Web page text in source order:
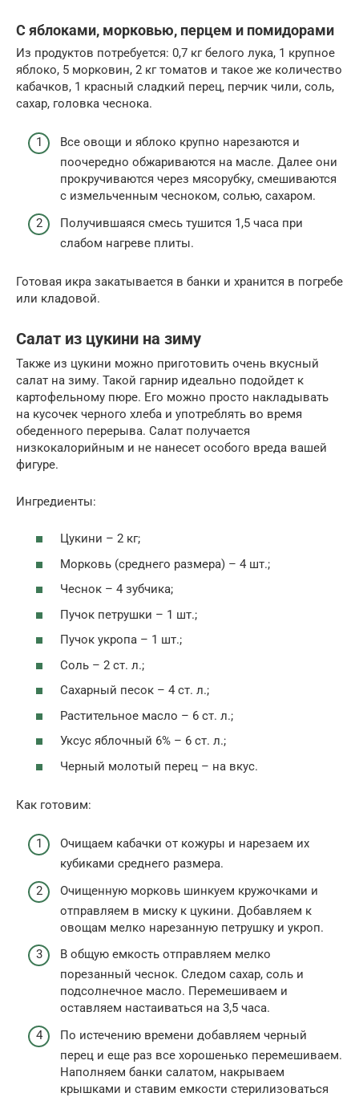
С яблоками, морковью, перцем и помидорами
Из продуктов потребуется: 0,7 кг белого лука, 1 крупное
яблоко, 5 морковин, 2 кг томатов и такое же количество
кабачков, 1 красный сладкий перец, перчик чили, соль,
сахар, головка чеснока.
Все овощи и яблоко крупно нарезаются и
поочередно обжариваются на масле. Далее они
прокручиваются через мясорубку, смешиваются
с измельченным чесноком, солью, сахаром.
Получившаяся смесь тушится 1,5 часа при
слабом нагреве плиты.
Готовая икра закатывается в банки и хранится в погребе
или кладовой.
Салат из цукини на зиму
Также из цукини можно приготовить очень вкусный
салат на зиму. Такой гарнир идеально подойдет к
картофельному пюре. Его можно просто накладывать
на кусочек черного хлеба и употреблять во время
обеденного перерыва. Салат получается
низкокалорийным и не нанесет особого вреда вашей
фигуре.
Ингредиенты:
Цукини – 2 кг;
Морковь (среднего размера) – 4 шт.;
Чеснок – 4 зубчика;
Пучок петрушки – 1 шт.;
Пучок укропа – 1 шт.;
Соль – 2 ст. л.;
Сахарный песок – 4 ст. л.;
Растительное масло – 6 ст. л.;
Уксус яблочный 6% – 6 ст. л.;
Черный молотый перец – на вкус.
Как готовим:
Очищаем кабачки от кожуры и нарезаем их
кубиками среднего размера.
Очищенную морковь шинкуем кружочками и
отправляем в миску к цукини. Добавляем к
овощам мелко нарезанную петрушку и укроп.
В общую емкость отправляем мелко
порезанный чеснок. Следом сахар, соль и
подсолнечное масло. Перемешиваем и
оставляем настаиваться на 3,5 часа.
По истечению времени добавляем черный
перец и еще раз все хорошенько перемешиваем.
Наполняем банки салатом, накрываем
крышками и ставим емкости стерилизоваться